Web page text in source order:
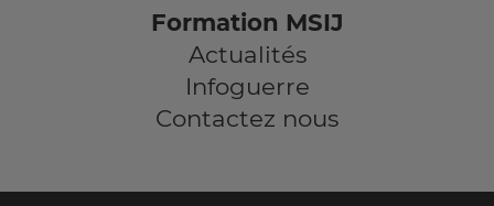
Formation MSIJ
Actualités
Infoguerre
Contactez nous